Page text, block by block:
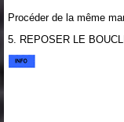
Procéder de la même
5. REPOSER LE